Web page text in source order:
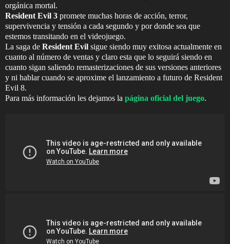
orgánica mortal.
Resident Evil 3 promete muchas horas de acción, terror,
supervivencia y tensión a cada segundo y por donde sea que
estemos transitando en el videojuego.
La saga de Resident Evil sigue siendo muy exitosa actualmente en
cuanto al número de ventas y claro esta que lo seguirá siendo en
cuanto sigan saliendo remasterizaciones de sus versiones anteriores
y ni hablar cuando se aproxime el lanzamiento a futuro de Resident
Evil 8.
Para más información les dejamos la página oficial del juego.